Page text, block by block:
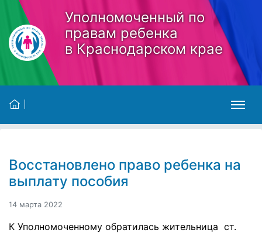
Skip to main content
Уполномоченный по
правам ребенка
в Краснодарском крае
Восстановлено право ребенка на
выплату пособия
14 марта 2022
К Уполномоченному обратилась жительница ст.